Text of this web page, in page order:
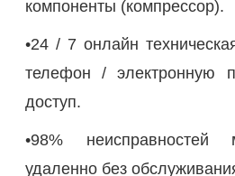
компоненты (компрессор).
•24 / 7 онлайн
телефон / электронную
доступ.
•98% неисправностей
удаленно без